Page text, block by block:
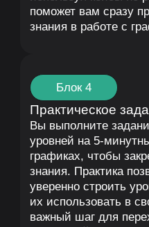
и сопротивления
Вы узнаете, как
торговли: отскоки,
Поймете, как
входа в сделку и
ошибок. Это обеспечит
в использовании уровней
рыночных условиях.
Блок 4